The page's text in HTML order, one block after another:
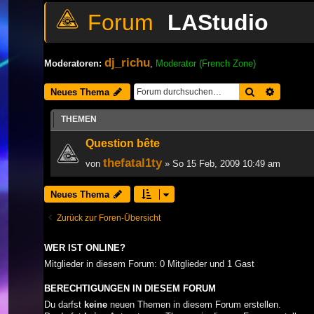
LAStudio
Moderatoren: dj_richu Moderator (French Zone)
Neues Thema Suche
THEMEN
Question bête
von thefatal1ty» So 15 Feb, 2009 10:49 am
Neues Thema
Zurück zur Foren-Übersicht
WER IST ONLINE?
Mitglieder in diesem Forum: 0 Mitglieder und 1 Gast
BERECHTIGUNGEN IN DIESEM FORUM
Du darfst keine neuen Themen in diesem Forum erstellen.